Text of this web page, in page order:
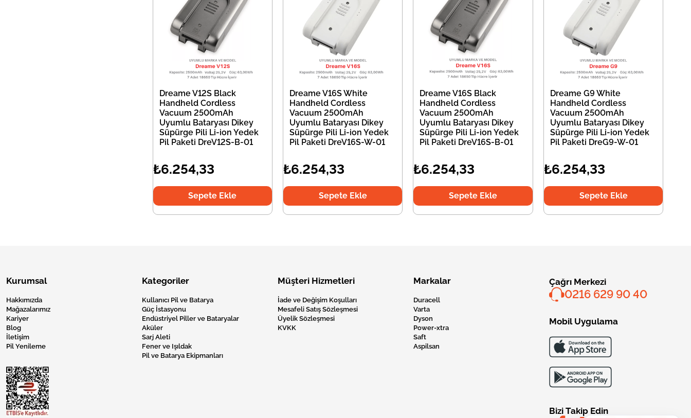
Dreame V12S Black
Handheld Cordless
Vacuum 2500mAh
Uyumlu Bataryası Dikey
Süpürge Pili Li-ion Yedek
Pil Paketi DreV12S-B-01
₺6.254,33
Sepete Ekle
Dreame V16S White
Handheld Cordless
Vacuum 2500mAh
Uyumlu Bataryası Dikey
Süpürge Pili Li-ion Yedek
Pil Paketi DreV16S-W-01
₺6.254,33
Sepete Ekle
Dreame V16S Black
Handheld Cordless
Vacuum 2500mAh
Uyumlu Bataryası Dikey
Süpürge Pili Li-ion Yedek
Pil Paketi DreV16S-B-01
₺6.254,33
Sepete Ekle
Dreame G9 White
Handheld Cordless
Vacuum 2500mAh
Uyumlu Bataryası Dikey
Süpürge Pili Li-ion Yedek
Pil Paketi DreG9-W-01
₺6.254,33
Sepete Ekle
Kurumsal
Hakkımızda
Mağazalarımız
Kariyer
Blog
İletişim
Pil Yenileme
Kategoriler
Kullanıcı Pil ve Batarya
Güç İstasyonu
Endüstriyel Piller ve Bataryalar
Aküler
Sarj Aleti
Fener ve Işıldak
Pil ve Batarya Ekipmanları
Müşteri Hizmetleri
İade ve Değişim Koşulları
Mesafeli Satış Sözleşmesi
Üyelik Sözleşmesi
KVKK
Markalar
Duracell
Varta
Dyson
Power-xtra
Saft
Aspilsan
Çağrı Merkezi
0216 629 90 40
Mobil Uygulama
Bizi Takip Edin